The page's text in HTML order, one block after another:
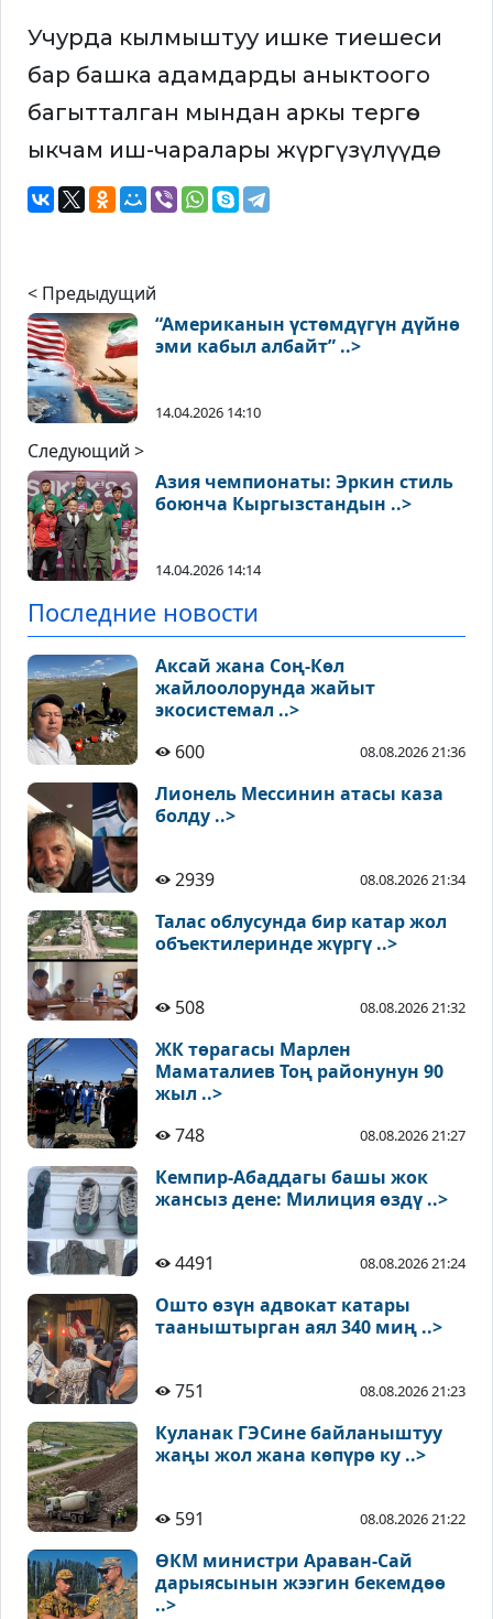
Учурда кылмыштуу ишке тиешеси
бар башка адамдарды аныктоого
багытталган мындан аркы тергөө-
ыкчам иш-чаралары жүргүзүлүүдө.
< Предыдущий
“Американын үстөмдүгүн дүйнө
эми кабыл албайт” ..>
14.04.2026 14:10
Следующий >
Азия чемпионаты: Эркин стиль
боюнча Кыргызстандын ..>
14.04.2026 14:14
Последние новости
Аксай жана Соң-Көл
жайлоолорунда жайыт
экосистемал ..>
600
08.08.2026 21:36
Лионель Мессинин атасы каза
болду ..>
2939 08.08.2026 21:34
Талас облусунда бир катар жол
объектилеринде жүргү ..>
508 08.08.2026 21:32
ЖК төрагасы Марлен
Маматалиев Тоң районунун 90
жыл ..>
748
08.08.2026 21:27
Кемпир-Абаддагы башы жок
жансыз дене: Милиция өздү ..>
4491 08.08.2026 21:24
Ошто өзүн адвокат катары
тааныштырган аял 340 миң ..>
751 08.08.2026 21:23
Куланак ГЭСине байланыштуу
жаңы жол жана көпүрө ку ..>
591 08.08.2026 21:22
ӨКМ министри Араван-Сай
дарыясынын жээгин бекемдөө
..>